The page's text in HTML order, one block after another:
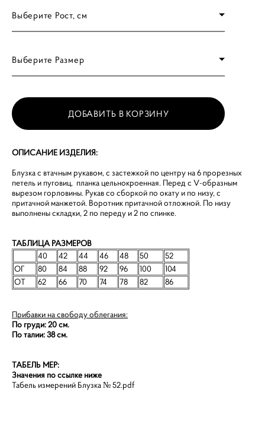
Выберите Рост, см
Выберите Размер
ДОБАВИТЬ В КОРЗИНУ
ОПИСАНИЕ ИЗДЕЛИЯ:
Блузка с втачным рукавом, с застежкой по центру на 6 прорезных
петель и пуговиц, планка цельнокроенная. Перед с V-образным
вырезом горловины. Рукав со сборкой по окату и по низу, с
притачной манжетой. Воротник притачной отложной. По низу
выполнены складки, 2 по переду и 2 по спинке.
ТАБЛИЦА РАЗМЕРОВ
40
42 44 46 48 50
52
ОГ
80 84 88 92 96 100
104
ОТ
62 66 70 74 78 82 86
Прибавки на свободу облегания:
По груди: 20 см.
По талии: 38 см.
ТАБЕЛЬ МЕР:
Значения по ссылке ниже
Табель измерений Блузка № 52.pdf